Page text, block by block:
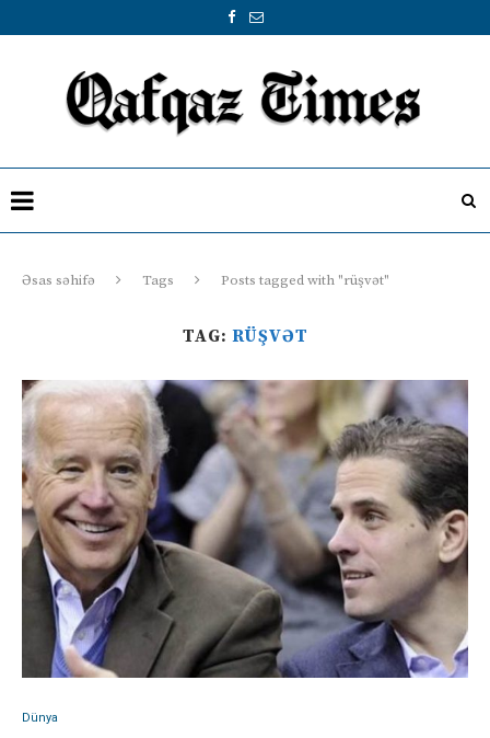
Əsas səhifə Tags Posts tagged with "rüşvət"
TAG: RÜŞVƏT
Dünya